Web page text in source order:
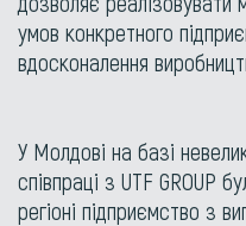
умов конкретного
вдосконалення
У Молдові на базі
співпраці з UTF GROUP
регіоні підприємство з